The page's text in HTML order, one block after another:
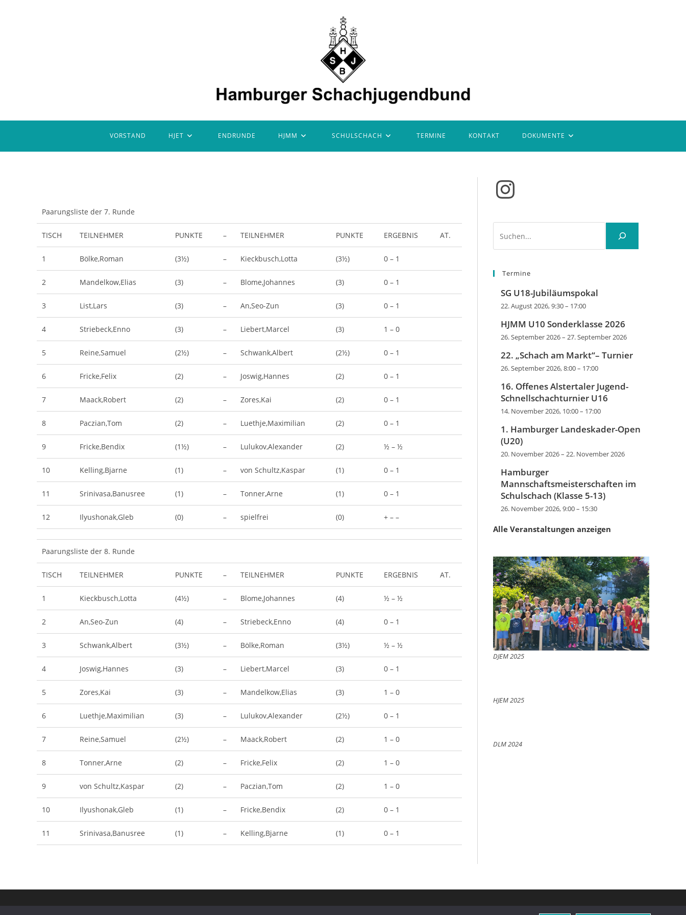
VORSTAND HJET ENDRUNDE HJMM SCHULSCHACH TERMINE KONTAKT DOKUMENTE
Paarungsliste der 7. Runde
TISCH TEILNEHMER PUNKTE – TEILNEHMER PUNKTE ERGEBNIS AT.
1 Bölke,Roman (3½) – Kieckbusch,Lotta (3½) 0 – 1
2 Mandelkow,Elias (3) – Blome,Johannes (3) 0 – 1
3 List,Lars (3) – An,Seo-Zun (3) 0 – 1
4 Striebeck,Enno (3) – Liebert,Marcel (3) 1 – 0
5 Reine,Samuel (2½) – Schwank,Albert (2½) 0 – 1
6 Fricke,Felix (2) – Joswig,Hannes (2) 0 – 1
7 Maack,Robert (2) – Zores,Kai (2) 0 – 1
8 Paczian,Tom (2) – Luethje,Maximilian (2) 0 – 1
9 Fricke,Bendix (1½) – Lulukov,Alexander (2) ½ – ½
10 Kelling,Bjarne (1) – von Schultz,Kaspar (1) 0 – 1
11 Srinivasa,Banusree (1) – Tonner,Arne (1) 0 – 1
12 Ilyushonak,Gleb (0) – spielfrei (0) + – –
Paarungsliste der 8. Runde
TISCH TEILNEHMER PUNKTE – TEILNEHMER PUNKTE ERGEBNIS AT.
1 Kieckbusch,Lotta (4½) – Blome,Johannes (4) ½ – ½
2 An,Seo-Zun (4) – Striebeck,Enno (4) 0 – 1
3 Schwank,Albert (3½) – Bölke,Roman (3½) ½ – ½
4 Joswig,Hannes (3) – Liebert,Marcel (3) 0 – 1
5 Zores,Kai (3) – Mandelkow,Elias (3) 1 – 0
6 Luethje,Maximilian (3) – Lulukov,Alexander (2½) 0 – 1
7 Reine,Samuel (2½) – Maack,Robert (2) 1 – 0
8 Tonner,Arne (2) – Fricke,Felix (2) 1 – 0
9 von Schultz,Kaspar (2) – Paczian,Tom (2) 1 – 0
10 Ilyushonak,Gleb (1) – Fricke,Bendix (2) 0 – 1
11 Srinivasa,Banusree (1) – Kelling,Bjarne (1) 0 – 1
Instagram
Termine
SG U18-Jubiläumspokal
22. August 2026, 9:30– 17:00
HJMM U10 Sonderklasse 2026
26. September 2026– 27. September 2026
22. „Schach am Markt“– Turnier
26. September 2026, 8:00– 17:00
16. Offenes Alstertaler Jugend-
Schnellschachturnier U16
14. November 2026, 10:00– 17:00
1. Hamburger Landeskader-Open
(U20)
20. November 2026– 22. November 2026
Hamburger
Mannschaftsmeisterschaften im
Schulschach (Klasse 5-13)
26. November 2026, 9:00– 15:30
Alle Veranstaltungen anzeigen
DJEM 2025
HJEM 2025
DLM 2024